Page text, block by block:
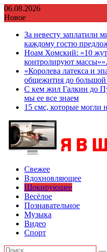
Перейти
к
06.08.2026
Новое
За невесту заплатили
каждому гостю
Ноам Хомский: «10
контролируют
«Королева латекса и
общежития до
С кем жил Галкин до
мы ее все знаем
15 смс, которые могли
Свежее
Вдохновляющее
Шокирующее
Весёлое
Познавательное
Музыка
Видео
Спорт